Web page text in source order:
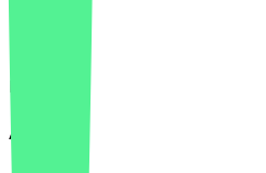
Deutsch
English
About